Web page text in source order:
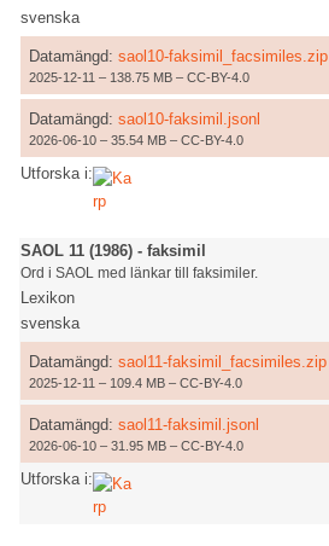
svenska
Datamängd: saol10-faksimil_facsimiles.zip
2025-12-11 – 138.75 MB – CC-BY-4.0
Datamängd: saol10-faksimil.jsonl
2026-06-10 – 35.54 MB – CC-BY-4.0
Utforska i:
SAOL 11 (1986) - faksimil
Ord i SAOL med länkar till faksimiler.
Lexikon
svenska
Datamängd: saol11-faksimil_facsimiles.zip
2025-12-11 – 109.4 MB – CC-BY-4.0
Datamängd: saol11-faksimil.jsonl
2026-06-10 – 31.95 MB – CC-BY-4.0
Utforska i: